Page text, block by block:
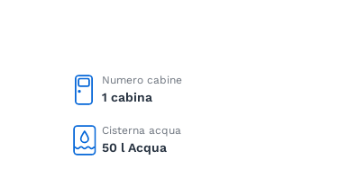
Numero cabine
1 cabina
Cisterna acqua
50 l Acqua